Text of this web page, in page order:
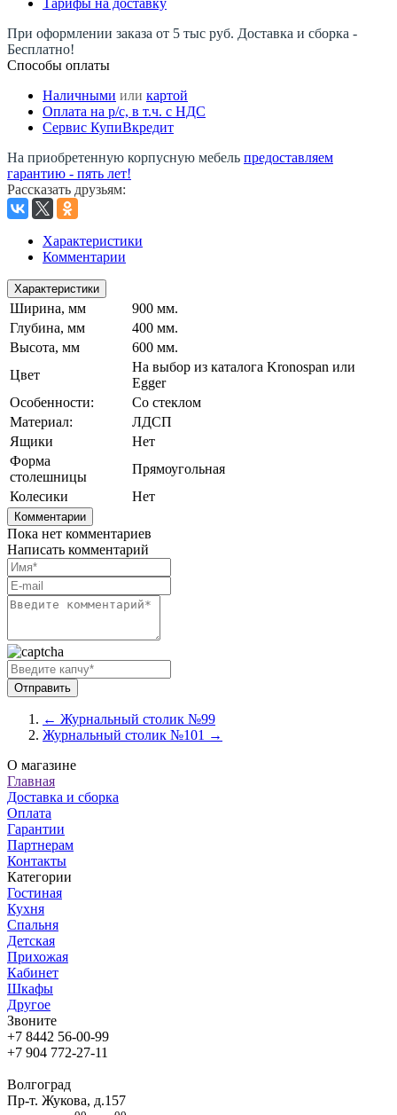
При оформлении заказа от 5 тыс руб. Доставка и сборка -
Бесплатно!
Способы оплаты
Наличными или картой
Оплата на р/c, в т.ч. с НДС
Сервис КупиВкредит
На приобретенную корпусную мебель предоставляем
гарантию - пять лет!
Рассказать друзьям:
Характеристики
Комментарии
Характеристики
Ширина, мм
900 мм.
Глубина, мм
400 мм.
Высота, мм
600 мм.
Цвет
На выбор из каталога Kronospan или
Egger
Особенности:
Со стеклом
Материал:
ЛДСП
Ящики
Нет
Форма
столешницы
Прямоугольная
Колесики
Нет
Комментарии
Пока нет комментариев
Написать комментарий
← Журнальный столик №99
Журнальный столик №101 →
О магазине
Главная
Доставка и сборка
Оплата
Гарантии
Партнерам
Контакты
Категории
Гостиная
Кухня
Спальня
Детская
Прихожая
Кабинет
Шкафы
Другое
Звоните
+7 8442 56-00-99
+7 904 772-27-11
Волгоград
Пр-т. Жукова, д.157